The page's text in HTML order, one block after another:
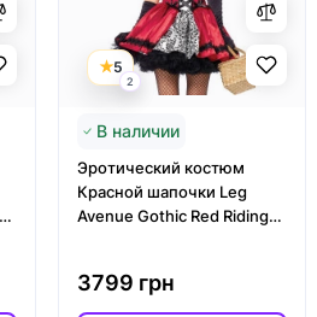
5
2
В наличии
Эротический костюм
Красной шапочки Leg
Avenue Gothic Red Riding
3799 грн